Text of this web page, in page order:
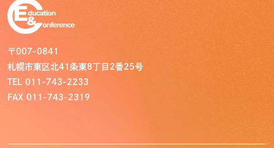
自治体ソリューション
企業・ビジネスソリューション
導入事例
Case
〒007-0841
札幌市東区北41条東8丁目2番25号
TEL 011-743-2233
FAX 011-743-2319